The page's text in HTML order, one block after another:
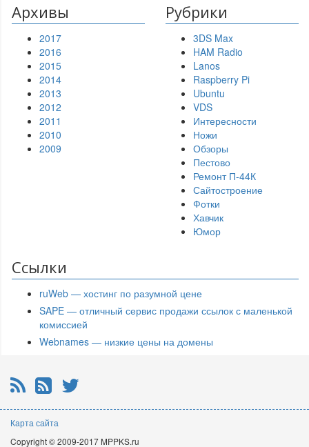
Архивы
2017
2016
2015
2014
2013
2012
2011
2010
2009
Рубрики
3DS Max
HAM Radio
Lanos
Raspberry Pi
Ubuntu
VDS
Интересности
Ножи
Обзоры
Пестово
Ремонт П-44К
Сайтостроение
Фотки
Хавчик
Юмор
Ссылки
ruWeb — хостинг по разумной цене
SAPE — отличный сервис продажи ссылок с маленькой
комиссией
Webnames — низкие цены на домены
RSS Почтовая рассылка
Карта сайта
Copyright © 2009-2017 MPPKS.ru